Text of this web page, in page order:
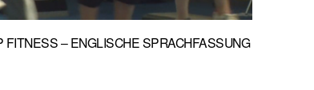
FITNESS – ENGLISCHE SPRACHFASSUNG